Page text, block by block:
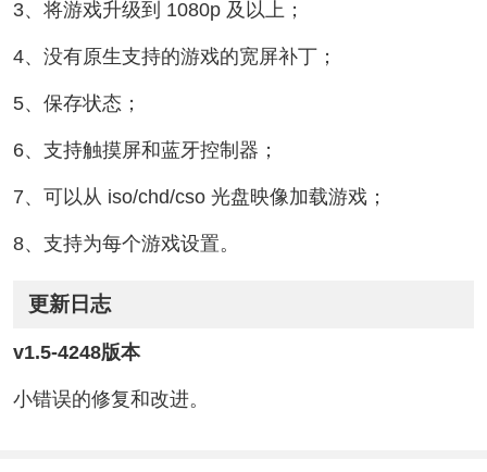
3、将游戏升级到 1080p 及以上；
4、没有原生支持的游戏的宽屏补丁；
5、保存状态；
6、支持触摸屏和蓝牙控制器；
7、可以从 iso/chd/cso 光盘映像加载游戏；
8、支持为每个游戏设置。
更新日志
v1.5-4248版本
小错误的修复和改进。